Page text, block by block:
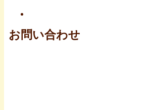
お問い合わせ